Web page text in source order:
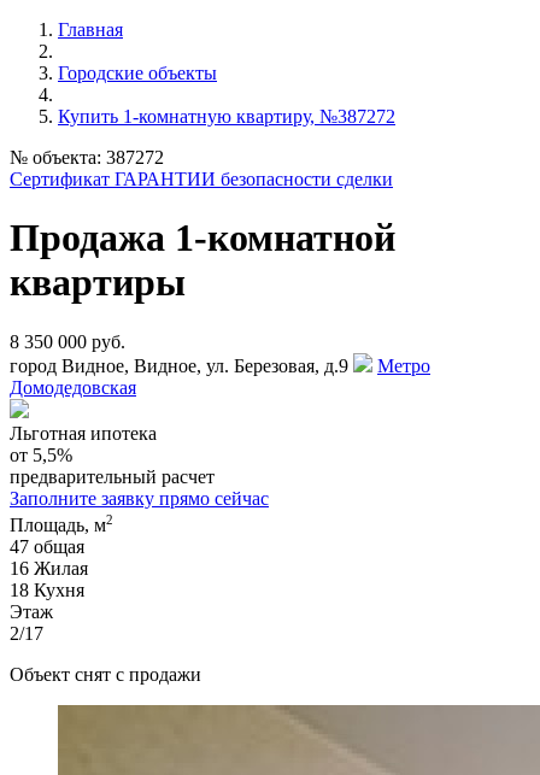
Главная
Городские объекты
Купить 1-комнатную квартиру, №387272
№ объекта: 387272
Сертификат ГАРАНТИИ безопасности сделки
Продажа 1-комнатной
квартиры
8 350 000 руб.
город Видное, Видное, ул. Березовая, д.9
Метро
Домодедовская
Льготная ипотека
от 5,5%
предварительный расчет
Заполните заявку прямо сейчас
Площадь, м2
47 общая
16 Жилая
18 Кухня
Этаж
2/17
Объект снят с продажи